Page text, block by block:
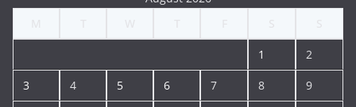
1 2
3 4 5 6 7 8 9